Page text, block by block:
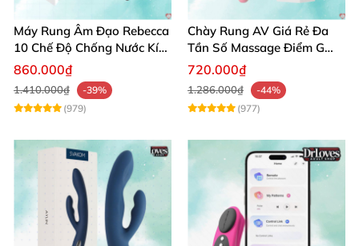
Máy Rung Âm Đạo Rebecca
10 Chế Độ Chống Nước Kích
Thích Điểm G
860.000₫
1.410.000₫
-39%
(979)
Chày Rung AV Giá Rẻ Đa
Tần Số Massage Điểm G
Mát Xa Âm Vật
720.000₫
1.286.000₫
-44%
(977)